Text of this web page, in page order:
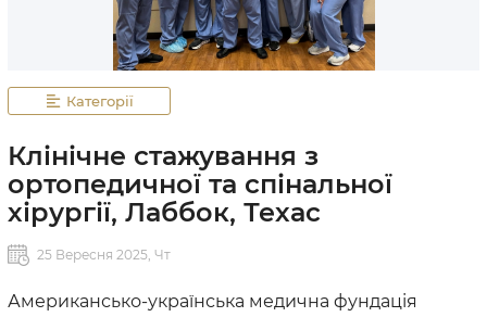
Категорії
Клінічне стажування з
ортопедичної та спінальної
хірургії, Лаббок, Техас
25 Вересня 2025, Чт
Американсько-українська медична фундація